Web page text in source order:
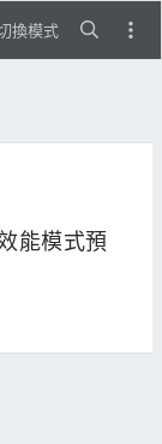
換模式
能模式預